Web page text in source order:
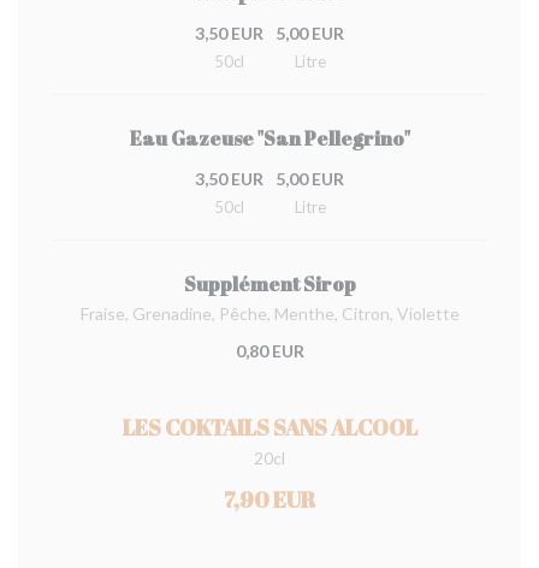
3,50 EUR
50cl
5,00 EUR
Litre
Eau Gazeuse "San Pellegrino"
3,50 EUR
50cl
5,00 EUR
Litre
Supplément Sirop
Fraise, Grenadine, Pêche, Menthe, Citron, Violette
0,80 EUR
LES COKTAILS SANS ALCOOL
20cl
7,90 EUR